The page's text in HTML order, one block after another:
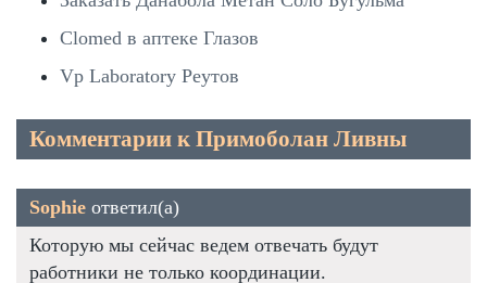
Clomed в аптеке Глазов
Vp Laboratory Реутов
Комментарии к Примоболан Ливны
Sophie ответил(а)
Которую мы сейчас ведем отвечать будут
работники не только координации.